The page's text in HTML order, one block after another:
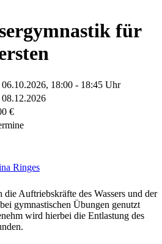
für
06.10.2026, 18:00 - 18:45 Uhr
08.12.2026
€
Ringes
die Auftriebskräfte des Wassers und der
gymnastischen Übungen genutzt
wird hierbei die Entlastung des